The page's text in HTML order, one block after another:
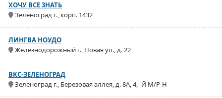
ХОЧУ ВСЕ 3НАТЬ
Зеленоград г., корп. 1432
ЛИНГВА НОУДО
Железнодорожный г., Новая ул., д. 22
BKC-ЗЕЛЕНОГРАД
Зеленоград г., Березовая аллея, д. 8А, 4, -Й М/Р-Н